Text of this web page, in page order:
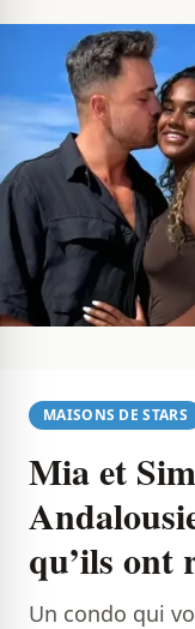
MAISONS DE STARS
Mia et
qu’ils ont
Un condo qui